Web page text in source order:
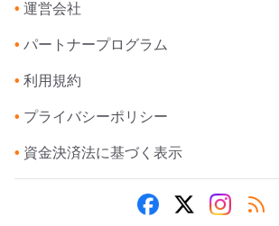
• 運営会社
• パートナープログラム
• 利用規約
• プライバシーポリシー
• 資金決済法に基づく表示